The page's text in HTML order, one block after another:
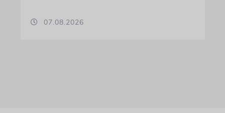
07.08.2026